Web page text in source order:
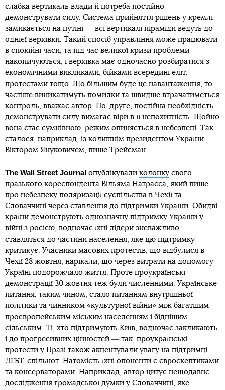
слабка вертикаль влади й потреба постійно
демонструвати силу. Система прийняття рішень у кремлі
замикається на путіні ― всі вертикалі піраміди ведуть до
однієї верхівки. Такий спосіб управління може працювати
в спокійні часи, та під час великої кризи проблеми
накопичуються, і верхівка має одночасно розбиратися з
економічними викликами, бійками всередині еліт,
протестами тощо. Що більшим буде це навантаження, то
частіше виникатимуть помилки та швидше втрачатиметься
контроль, вважає автор. По-друге, постійна необхідність
демонструвати силу вимагає віри в її непохитність. Щойно
вона стає сумнівною, режим опиняється в небезпеці. Так
сталося, наприклад, із колишнім президентом України
Віктором Януковичем, пише Трейсман.
The Wall Street Journal опублікували колонку свого
празького кореспондента Вільяма Натрасса, який пише
про небезпеку поляризації суспільства в Чехії та
Словаччині через ставлення до підтримки України. Обидві
країни демонструють однозначну підтримку України у
війні з росією, водночас їхні лідери зневажливо
ставляться до частини населення, яке цю підтримку
критикує. Учасники масових протестів, що відбулися в
Чехії 28 жовтня, нарікали, що через витрати на допомогу
Україні подорожчало життя. Проте проукраїнські
демонстрації 30 жовтня теж були численними. Українське
питання, таким чином, стало питанням внутрішньої
політики та чинником «культурної війни» між багатшим
проєвропейським міським населенням і біднішим
сільським. Ті, хто підтримують Київ, водночас закликають
і до прогресивних цінностей ― так, проукраїнські
протести у Празі також акцентували увагу на підтримці
ЛГБТ-спільнот. Натомість їхні опоненти є євроскептиками
та консерваторами. Наприклад, автор цитує нещодавнє
дослідження громадської думки у Словаччині, яке